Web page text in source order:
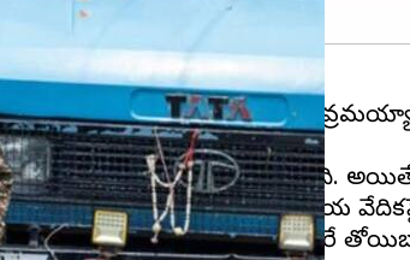
పాకిస్థాన్మధ్య ఉద్రిక్తతలు
డోర్) సమావేశాన్ని ఏర్పాటు చేసింది.
సమస్యను మళ్లీ అంతర్జాతీయ
ఇచ్చాయి. ఈ సమావేశంలో లష్కరే